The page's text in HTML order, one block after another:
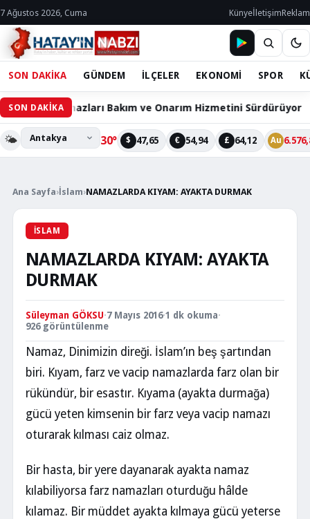
7 Ağustos 2026, Cuma KünyeİletişimReklam
SON DAKİKA GÜNDEM İLÇELER EKONOMİ SPOR
SON DAKİKA
Cihazları Bakım ve Onarım Hizmetini Sürdürüyor
🌤️ 30° $ 47,65 € 54,94 £ 64,12 Au
Ana Sayfa› İslam›NAMAZLARDA KIYAM: AYAKTA DURMAK
İSLAM
NAMAZLARDA KIYAM: AYAKTA
DURMAK
Süleyman GÖKSU·7 Mayıs 2016·1 dk okuma·
926 görüntülenme
Namaz, Dinimizin direği. İslam’ın beş şartından
biri. Kıyam, farz ve vacip namazlarda farz olan bir
rükündür, bir esastır. Kıyama (ayakta durmağa)
gücü yeten kimsenin bir farz veya vacip namazı
oturarak kılması caiz olmaz.
Bir hasta, bir yere dayanarak ayakta namaz
kılabiliyorsa farz namazları oturduğu hâlde
kılamaz. Bir müddet ayakta kılmaya gücü yeterse